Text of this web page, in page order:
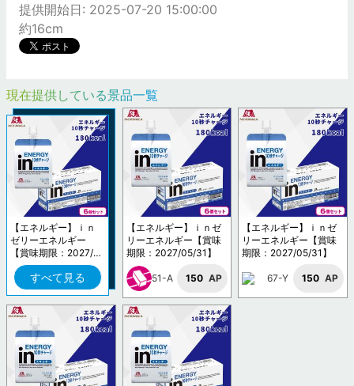
提供開始日: 2025-07-20 15:00:00
約16cm
現在提供している景品一覧
【エネルギー】ｉｎ
ゼリーエネルギー
【賞味期限：2027/0
5/31】
すべて見る
【エネルギー】ｉｎゼ
リーエネルギー【賞味
期限：2027/05/31】
51-A 150 AP
【エネルギー】ｉｎゼ
リーエネルギー【賞味
期限：2027/05/31】
67-Y 150 AP